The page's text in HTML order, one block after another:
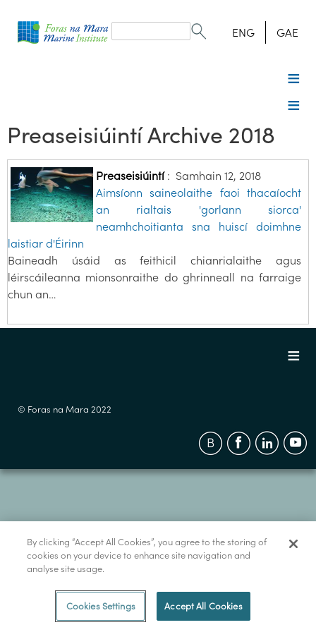
form
Search ENG GAE
Preaseisiúintí Archive 2018
Preaseisiúintí: Samhain 12, 2018
Aimsíonn saineolaithe faoi thacaíocht
an rialtais 'gorlann siorca'
neamhchoitianta sna huiscí doimhne
laistiar d'Éirinn
Baineadh úsáid as feithicil chianrialaithe agus
léirscáileanna mionsonraithe do ghrinneall na farraige
chun an…
© Foras na Mara 2022
By clicking “Accept All Cookies”, you agree to the storing of
cookies on your device to enhance site navigation and
analyse site usage.
Cookies Settings Accept All Cookies